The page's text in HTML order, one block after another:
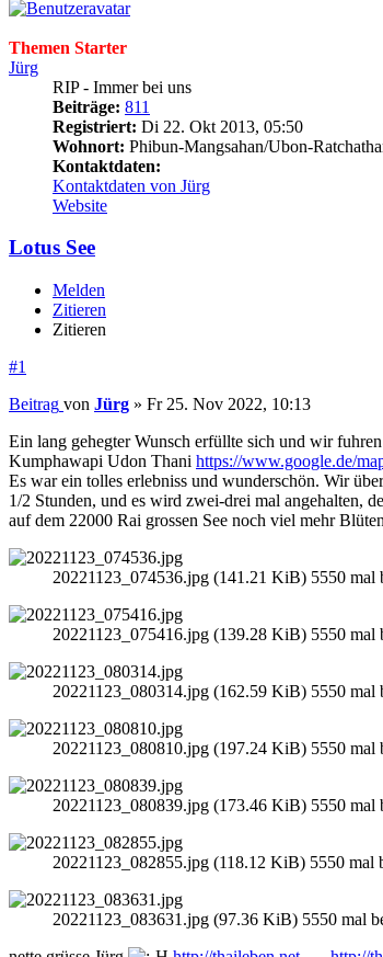
Themen Starter
Jürg
RIP - Immer bei uns
Beiträge: 811
Registriert: Di 22. Okt 2013, 05:50
Wohnort: Phibun-Mangsahan/Ubon-
Kontaktdaten:
Kontaktdaten von Jürg
Website
Lotus See
Melden
Zitieren
Zitieren
#1
Beitrag von Jürg » Fr 25. Nov 2022, 10:13
Ein lang gehegter Wunsch erfüllte sich und wir
Kumphawapi Udon Thani https://www.google.de/
Es war ein tolles erlebniss und wunderschön. Wir
1/2 Stunden, und es wird zwei-drei mal angehalten,
auf dem 22000 Rai grossen See noch viel mehr
20221123_074536.jpg (141.21 KiB) 5550 mal
20221123_075416.jpg (139.28 KiB) 5550 mal
20221123_080314.jpg (162.59 KiB) 5550 mal
20221123_080810.jpg (197.24 KiB) 5550 mal
20221123_080839.jpg (173.46 KiB) 5550 mal
20221123_082855.jpg (118.12 KiB) 5550 mal
20221123_083631.jpg (97.36 KiB) 5550 mal